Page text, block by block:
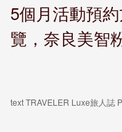
5個月活動預
覽，奈良美智
text TRAVELER Luxe旅人誌